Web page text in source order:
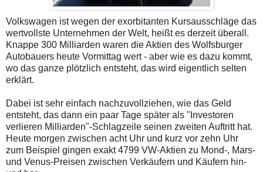
Volkswagen ist wegen der exorbitanten Kursausschläge das
wertvollste Unternehmen der Welt, heißt es derzeit überall.
Knappe 300 Milliarden waren die Aktien des Wolfsburger
Autobauers heute Vormittag wert - aber wie es dazu kommt,
wo das ganze plötzlich entsteht, das wird eigentlich selten
erklärt.
Dabei ist sehr einfach nachzuvollziehen, wie das Geld
entsteht, das dann ein paar Tage später als "Investoren
verlieren Milliarden"-Schlagzeile seinen zweiten Auftritt hat.
Heute morgen zwischen acht Uhr und kurz vor zehn Uhr
zum Beispiel gingen exakt 4799 VW-Aktien zu Mond-, Mars-
und Venus-Preisen zwischen Verkäufern und Käufern hin-